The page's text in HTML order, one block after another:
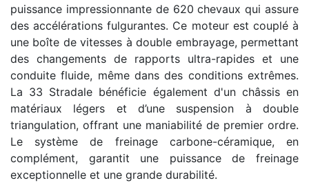
puissance impressionnante de 620 chevaux qui assure
des accélérations fulgurantes. Ce moteur est couplé à
une boîte de vitesses à double embrayage, permettant
des changements de rapports ultra-rapides et une
conduite fluide, même dans des conditions extrêmes.
La 33 Stradale bénéficie également d'un châssis en
matériaux légers et d’une suspension à double
triangulation, offrant une maniabilité de premier ordre.
Le système de freinage carbone-céramique, en
complément, garantit une puissance de freinage
exceptionnelle et une grande durabilité.